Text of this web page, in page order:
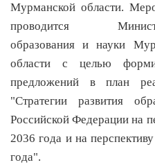
Мурманской области.
проводится
образования и науки
области с целью
предложений в план
"Стратегии развития
Российской Федерации на
2036 года и на
года".